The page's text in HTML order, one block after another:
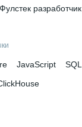
Фулстек разработчик
JavaScript SQL